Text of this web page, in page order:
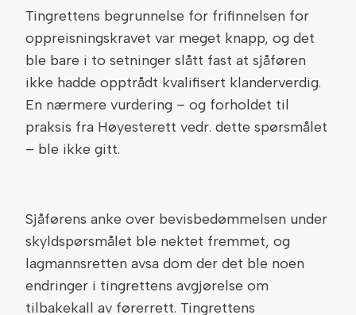
Tingrettens begrunnelse for frifinnelsen for
oppreisningskravet var meget knapp, og det
ble bare i to setninger slått fast at sjåføren
ikke hadde opptrådt kvalifisert klanderverdig.
En nærmere vurdering – og forholdet til
praksis fra Høyesterett vedr. dette spørsmålet
– ble ikke gitt.
Sjåførens anke over bevisbedømmelsen under
skyldspørsmålet ble nektet fremmet, og
lagmannsretten avsa dom der det ble noen
endringer i tingrettens avgjørelse om
tilbakekall av førerrett. Tingrettens